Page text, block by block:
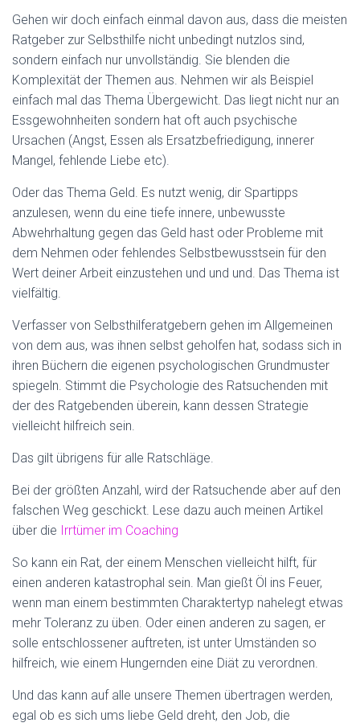
Gehen wir doch einfach einmal davon aus, dass die meisten
Ratgeber zur Selbsthilfe nicht unbedingt nutzlos sind,
sondern einfach nur unvollständig. Sie blenden die
Komplexität der Themen aus. Nehmen wir als Beispiel
einfach mal das Thema Übergewicht. Das liegt nicht nur an
Essgewohnheiten sondern hat oft auch psychische
Ursachen (Angst, Essen als Ersatzbefriedigung, innerer
Mangel, fehlende Liebe etc).
Oder das Thema Geld. Es nutzt wenig, dir Spartipps
anzulesen, wenn du eine tiefe innere, unbewusste
Abwehrhaltung gegen das Geld hast oder Probleme mit
dem Nehmen oder fehlendes Selbstbewusstsein für den
Wert deiner Arbeit einzustehen und und und. Das Thema ist
vielfältig.
Verfasser von Selbsthilferatgebern gehen im Allgemeinen
von dem aus, was ihnen selbst geholfen hat, sodass sich in
ihren Büchern die eigenen psychologischen Grundmuster
spiegeln. Stimmt die Psychologie des Ratsuchenden mit
der des Ratgebenden überein, kann dessen Strategie
vielleicht hilfreich sein.
Das gilt übrigens für alle Ratschläge.
Bei der größten Anzahl, wird der Ratsuchende aber auf den
falschen Weg geschickt. Lese dazu auch meinen Artikel
über die Irrtümer im Coaching
So kann ein Rat, der einem Menschen vielleicht hilft, für
einen anderen katastrophal sein. Man gießt Öl ins Feuer,
wenn man einem bestimmten Charaktertyp nahelegt etwas
mehr Toleranz zu üben. Oder einen anderen zu sagen, er
solle entschlossener auftreten, ist unter Umständen so
hilfreich, wie einem Hungernden eine Diät zu verordnen.
Und das kann auf alle unsere Themen übertragen werden,
egal ob es sich ums liebe Geld dreht, den Job, die